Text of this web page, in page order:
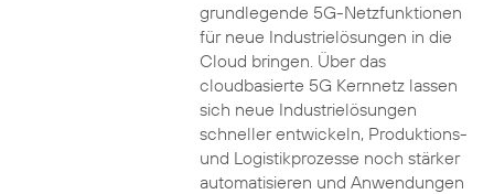
grundlegende 5G-Netzfunktionen
für neue Industrielösungen in die
Cloud bringen. Über das
cloudbasierte 5G Kernnetz lassen
sich neue Industrielösungen
schneller entwickeln, Produktions-
und Logistikprozesse noch stärker
automatisieren und Anwendungen